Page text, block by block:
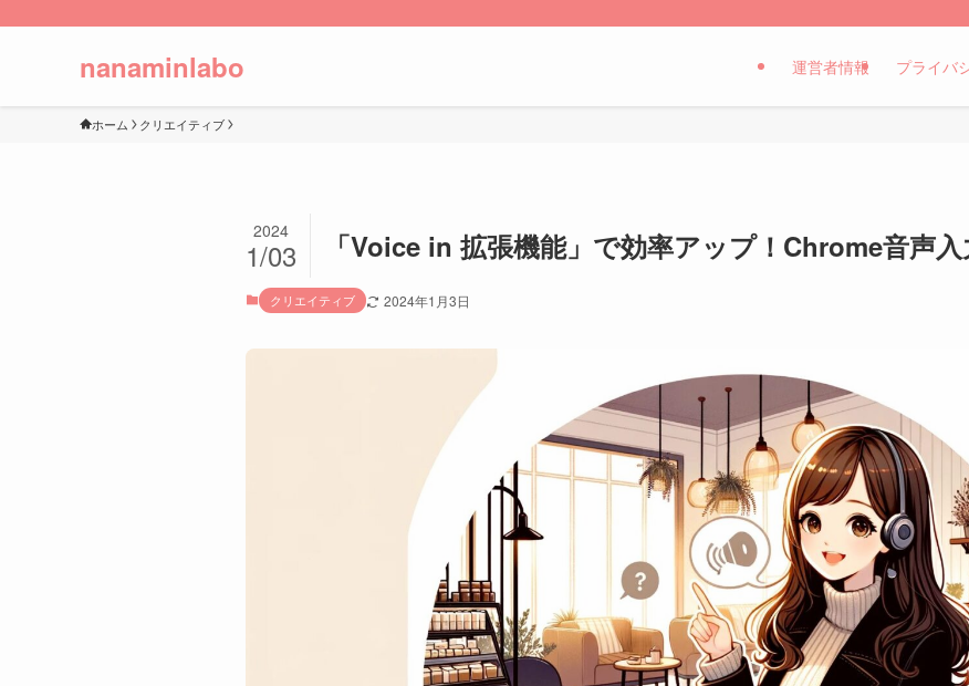
nanaminlabo 運営者情報 プライバ
ホーム クリエイティブ
「Voice in 拡張機能」で効率アップ！Chrome音声
2024
1/03
クリエイティブ 2024年1月3日